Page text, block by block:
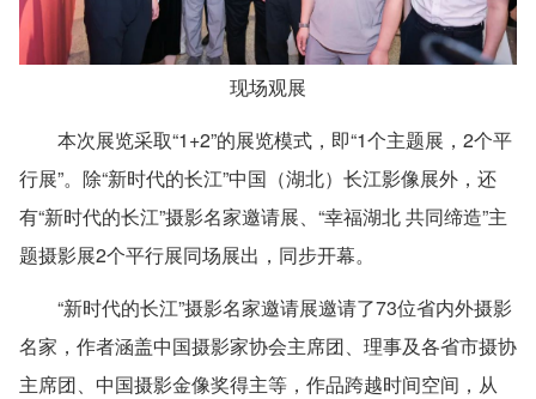
现场观展
本次展览采取“1+2”的展览模式，即“1个主题展，2个平
行展”。除“新时代的长江”中国（湖北）长江影像展外，还
有“新时代的长江”摄影名家邀请展、“幸福湖北 共同缔造”主
题摄影展2个平行展同场展出，同步开幕。
“新时代的长江”摄影名家邀请展邀请了73位省内外摄影
名家，作者涵盖中国摄影家协会主席团、理事及各省市摄协
主席团、中国摄影金像奖得主等，作品跨越时间空间，从